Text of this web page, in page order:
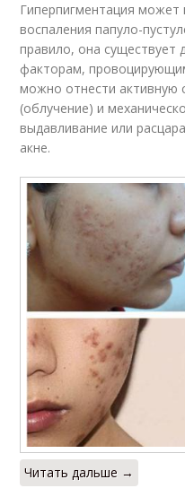
Гиперпигментация может
воспаления папуло-
правило, она существует
факторам,
можно отнести активную
(облучение) и
выдавливание или
акне.
Читать дальше →